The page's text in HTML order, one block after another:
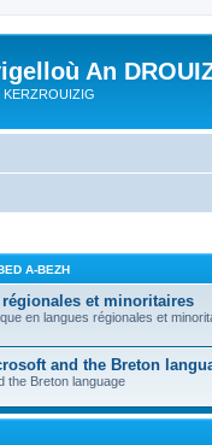
An
KERZROUIZIG
A-BEZH
et minoritaires
en langues régionales et
and the Breton
the Breton language